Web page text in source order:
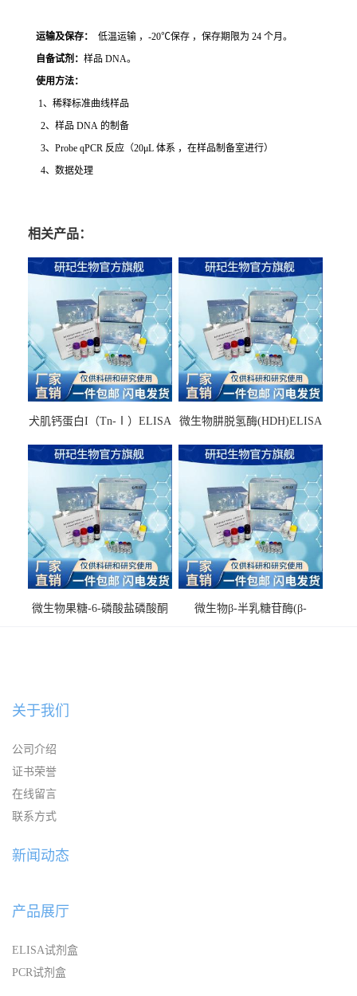
运输及保存：
低温运输 ，-20℃保存 ，保存期限为 24 个月。
自备试剂： 样品 DNA。
使用方法：
1、稀释标准曲线样品
2、样品 DNA 的制备
3、Probe qPCR 反应（20μL 体系 ，在样品制备室进行）
4、数据处理
相关产品：
犬肌钙蛋白I（Tn-Ⅰ）ELISA
微生物肼脱氢酶(HDH)ELISA
微生物果糖-6-磷酸盐磷酸酮
微生物β-半乳糖苷酶(β-
关于我们
公司介绍
证书荣誉
在线留言
联系方式
新闻动态
产品展厅
ELISA试剂盒
PCR试剂盒